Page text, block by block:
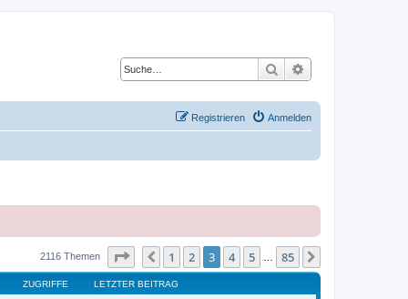
Suche
Anmelden
Registrieren
2116 Themen Seite von85
Vorherige
1 2 3 4 5 85
ZUGRIFFE LETZTER BEITRAG